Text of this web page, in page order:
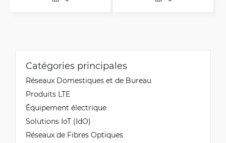
Catégories principales
Réseaux Domestiques et de Bureau
Produits LTE
Équipement électrique
Solutions IoT (IdO)
Réseaux de Fibres Optiques